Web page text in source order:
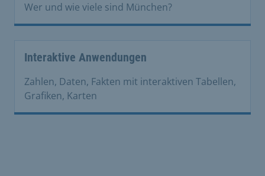
Wer und wie viele sind München?
Interaktive Anwendungen
Zahlen, Daten, Fakten mit interaktiven Tabellen,
Grafiken, Karten